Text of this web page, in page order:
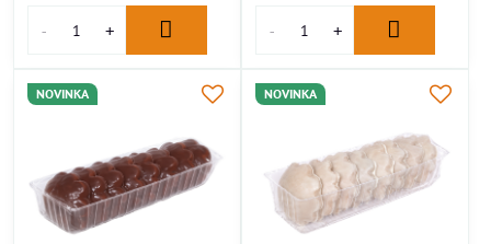
NOVINKA NOVINKA